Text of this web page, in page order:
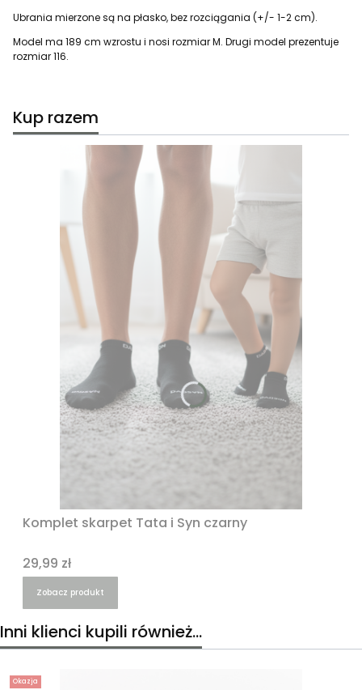
Ubrania mierzone są na płasko, bez rozciągania (+/- 1-2 cm).
Model ma 189 cm wzrostu i nosi rozmiar M. Drugi model prezentuje
rozmiar 116.
Kup razem
Komplet skarpet Tata i Syn czarny
Cena
29,99 zł
Zobacz produkt
Inni klienci kupili również...
Okazja